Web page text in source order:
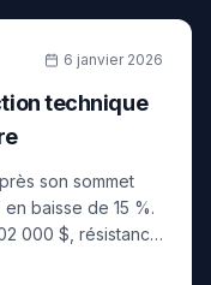
6 janvier 2026
technique
son sommet
baisse de 15 %.
000 $, résistance